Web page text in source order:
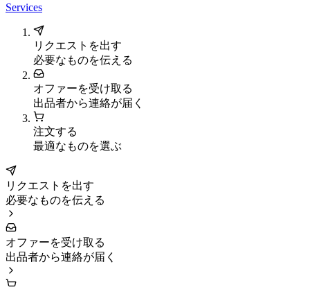
Services
リクエストを出す
必要なものを伝える
オファーを受け取る
出品者から連絡が届く
注文する
最適なものを選ぶ
リクエストを出す
必要なものを伝える
オファーを受け取る
出品者から連絡が届く